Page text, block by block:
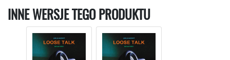
INNE WERSJE TEGO PRODUKTU